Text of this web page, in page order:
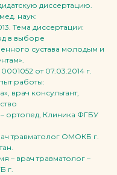
диссертацию.
наук:
Тема диссертации:
в выборе
сустава молодым и
от 07.03.2014 г.
работы:
врач консультант,
– ортопед, Клиника ФГБУ
травматолог ОМОКБ г.
– врач травматолог –
г.